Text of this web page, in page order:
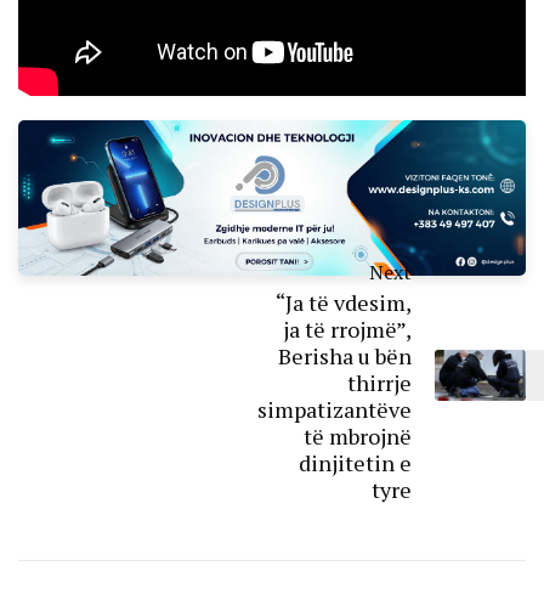
Next
“Ja të vdesim,
ja të rrojmë”,
Berisha u bën
thirrje
simpatizantëve
të mbrojnë
dinjitetin e
tyre